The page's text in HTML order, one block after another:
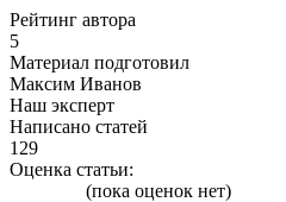
Рейтинг автора
5
Материал подготовил
Максим Иванов
Наш эксперт
Написано статей
129
Оценка статьи:
(пока оценок нет)